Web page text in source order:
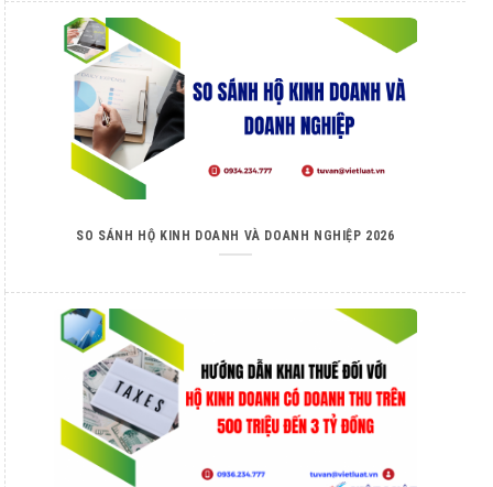
SO SÁNH HỘ KINH DOANH VÀ DOANH NGHIỆP 2026